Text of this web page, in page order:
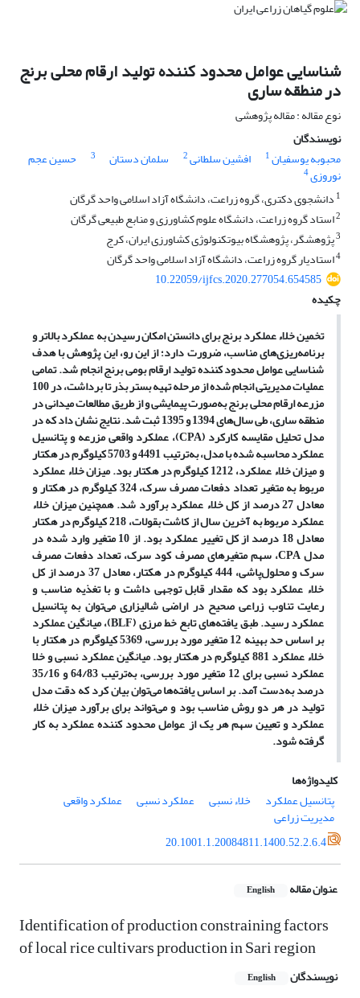
شناسایی عوامل محدود کننده تولید ارقام محلی برنج
در منطقه ساری
نوع مقاله : مقاله پژوهشی
نویسندگان
محبوبه یوسفیان1 افشین سلطانی2 سلمان دستان 3 حسین عجم
نوروزی4
1 دانشجوی دکتری، گروه زراعت، دانشگاه آزاد اسلامی واحد گرگان
2استاد گروه زراعت، دانشگاه علوم کشاورزی و منابع طبیعی گرگان
3پژوهشگر، پژوهشگاه بیوتکنولوژی کشاورزی ایران، کرج
4استادیار گروه زراعت، دانشگاه آزاد اسلامی واحد گرگان
10.22059/ijfcs.2020.277054.654585
چکیده
تخمین خلاء عملکرد برنج برای دانستن امکان رسیدن به عملکرد بالاتر و
برنامه‌ریزی‌های مناسب، ضرورت دارد؛ از این رو، این پژوهش با هدف
شناسایی عوامل محدود کننده تولید ارقام بومی برنج انجام شد. تمامی
عملیات‌ مدیریتی انجام شده از مرحله تهیه بستر بذر تا برداشت، در 100
مزرعه ارقام محلی برنج به‌صورت پیمایشی و از طریق مطالعات میدانی در
منطقه ساری، طی سال‌های 1394 و 1395 ثبت شد. نتایج نشان داد که در
مدل تحلیل مقایسه کارکرد (CPA)، عملکرد واقعی مزرعه و پتانسیل
عملکرد محاسبه شده با مدل، به‌ترتیب 4491 و 5703 کیلوگرم در هکتار
و میزان خلاء عملکرد، 1212 کیلوگرم در هکتار بود. میزان خلاء عملکرد
مربوط به متغیر تعداد دفعات مصرف سرک، 324 کیلوگرم در هکتار و
معادل 27 درصد از کل خلاء عملکرد برآورد شد. همچنین میزان خلاء
عملکرد مربوط به آخرین سال از کاشت بقولات، 218 کیلوگرم در هکتار
معادل 18 درصد از کل تغییر عملکرد بود. از 10 متغیر وارد شده در
مدلCPA، سهم متغیرهای مصرف کود سرک، تعداد دفعات مصرف
سرک و محلول‌پاشی، 444 کیلوگرم در هکتار، معادل 37 درصد از کل
خلاء عملکرد بود که مقدار قابل توجهی داشت و با تغذیه مناسب و
رعایت تناوب زراعی صحیح در اراضی شالیزاری می‌توان به پتانسیل
عملکرد رسید. طبق یافته‌های تابع خط مرزی (BLF)، میانگین عملکرد
بر اساس حد بهینه12 متغیر مورد بررسی، 5369 کیلوگرم در هکتار با
خلاء عملکرد 881 کیلوگرم در هکتار بود. میانگین عملکرد نسبی و خلا
عملکرد نسبی برای 12 متغیر مورد بررسی، به‌ترتیب 64/83 و 35/16
درصد به‌دست آمد.بر اساس یافته‌ها می‌توان بیان کرد که دقت مدل
تولید در هر دو روش مناسب بود و می‌تواند برای برآورد میزان خلاء
عملکرد و تعیین سهم هر یک از عوامل محدود‌ کننده عملکرد به کار
گرفته شود.
کلیدواژه‌ها
پتانسیل عملکرد
خلاء نسبی عملکرد نسبی عملکرد واقعی
مدیریت زراعی
20.1001.1.20084811.1400.52.2.6.4
عنوان مقاله English
Identification of production constraining factors
of local rice cultivars production in Sari region
نویسندگان English